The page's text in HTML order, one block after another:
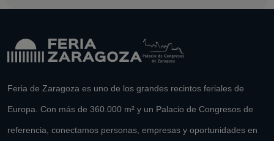
Feria de Zaragoza es uno de los grandes recintos feriales de
Europa. Con más de 360.000 m² y un Palacio de Congresos de
referencia, conectamos personas, empresas y oportunidades en